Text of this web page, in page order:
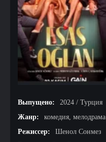
Выпущено:
2024 / Турция
Жанр:
комедия, мелодрама
Режиссер:
Шенол Сонмез